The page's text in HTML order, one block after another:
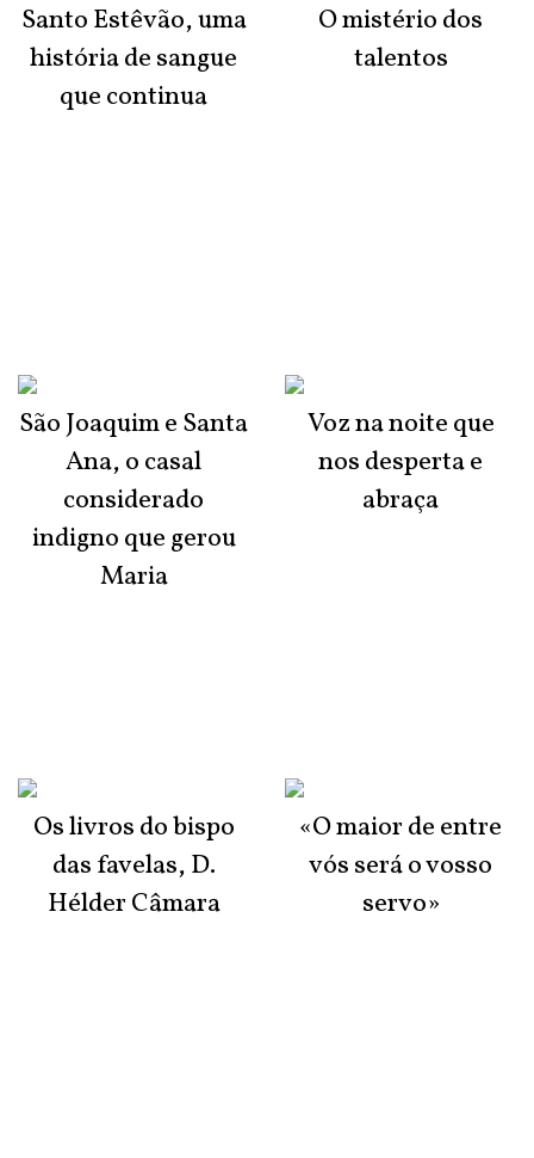
Santo Estêvão, uma
história de sangue
que continua
São Joaquim e Santa
Ana, o casal
considerado
indigno que gerou
Maria
Os livros do bispo
das favelas, D.
Hélder Câmara
O mistério dos
talentos
Voz na noite que
nos desperta e
abraça
«O maior de entre
vós será o vosso
servo»